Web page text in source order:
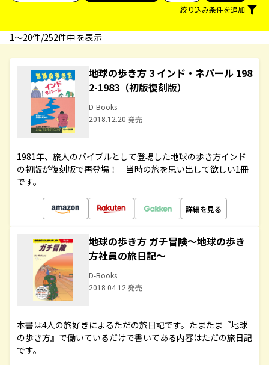
絞り込み条件を追加
1〜20件/252件中 を表示
地球の歩き方 3 インド・ネパール 198
2-1983（初版復刻版）
D-Books
2018.12.20 発売
1981年、旅人のバイブルとして登場した地球の歩き方インド
の初版が復刻版で再登場！ 当時の旅を思い出して欲しい1冊
です。
詳細を見る
地球の歩き方 ガチ冒険～地球の歩き
方社員の旅日記～
D-Books
2018.04.12 発売
本書は4人の旅好きによるただの旅日記です。たまたま『地球
の歩き方』で働いているだけで書いてある内容はただの旅日記
です。